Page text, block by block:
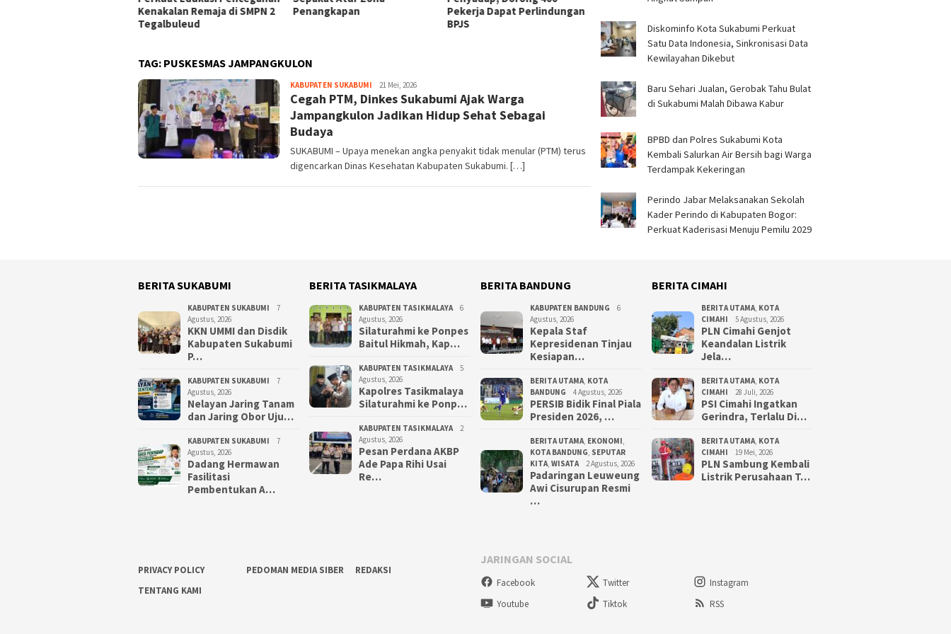
Kenakalan Remaja di SMPN 2
Tegalbuleud
Penangkapan
Pekerja Dapat Perlindungan
BPJS
TAG: PUSKESMAS JAMPANGKULON
KABUPATEN SUKABUMI redaktur
21 Mei, 2026
Cegah PTM, Dinkes Sukabumi Ajak Warga
Jampangkulon Jadikan Hidup Sehat Sebagai
Budaya
SUKABUMI – Upaya menekan angka penyakit tidak menular (PTM) terus
digencarkan Dinas Kesehatan Kabupaten Sukabumi. […]
Diskominfo Kota Sukabumi Perkuat
Satu Data Indonesia, Sinkronisasi Data
Kewilayahan Dikebut
Baru Sehari Jualan, Gerobak Tahu Bulat
di Sukabumi Malah Dibawa Kabur
BPBD dan Polres Sukabumi Kota
Kembali Salurkan Air Bersih bagi Warga
Terdampak Kekeringan
Perindo Jabar Melaksanakan Sekolah
Kader Perindo di Kabupaten Bogor:
Perkuat Kaderisasi Menuju Pemilu 2029
BERITA SUKABUMI
KABUPATEN SUKABUMI
7
Agustus, 2026
KKN UMMI dan Disdik
Kabupaten Sukabumi
P…
KABUPATEN SUKABUMI
7
Agustus, 2026
Nelayan Jaring Tanam
dan Jaring Obor Uju…
KABUPATEN SUKABUMI
7
Agustus, 2026
Dadang Hermawan
Fasilitasi
Pembentukan A…
BERITA TASIKMALAYA
KABUPATEN TASIKMALAYA
6
Agustus, 2026
Silaturahmi ke Ponpes
Baitul Hikmah, Kap…
KABUPATEN TASIKMALAYA
5
Agustus, 2026
Kapolres Tasikmalaya
Silaturahmi ke Ponp…
KABUPATEN TASIKMALAYA
2
Agustus, 2026
Pesan Perdana AKBP
Ade Papa Rihi Usai
Re…
BERITA BANDUNG
KABUPATEN BANDUNG
6
Agustus, 2026
Kepala Staf
Kepresidenan Tinjau
Kesiapan…
BERITA UTAMA, KOTA
BANDUNG
4 Agustus, 2026
PERSIB Bidik Final Piala
Presiden 2026, …
BERITA UTAMA, EKONOMI,
KOTA BANDUNG, SEPUTAR
KITA, WISATA 2 Agustus, 2026
Padaringan Leuweung
Awi Cisurupan Resmi
…
BERITA CIMAHI
BERITA UTAMA, KOTA
CIMAHI
5 Agustus, 2026
PLN Cimahi Genjot
Keandalan Listrik
Jela…
BERITA UTAMA, KOTA
CIMAHI
28 Juli, 2026
PSI Cimahi Ingatkan
Gerindra, Terlalu Di…
BERITA UTAMA, KOTA
CIMAHI
19 Mei, 2026
PLN Sambung Kembali
Listrik Perusahaan T…
PRIVACY POLICY PEDOMAN MEDIA SIBER
REDAKSI
TENTANG KAMI
JARINGAN SOCIAL
Facebook Twitter
Instagram
Youtube
Tiktok RSS